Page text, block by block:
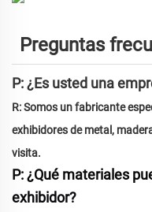
Preguntas
P: ¿Es usted una
R: Somos un fabricante
exhibidores de metal,
visita.
P: ¿Qué materiales
exhibidor?